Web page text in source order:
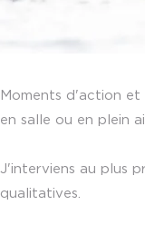
Moments d'action
en salle ou en plein
J'interviens au plus
qualitatives.